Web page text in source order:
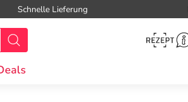
Schnelle Lieferung